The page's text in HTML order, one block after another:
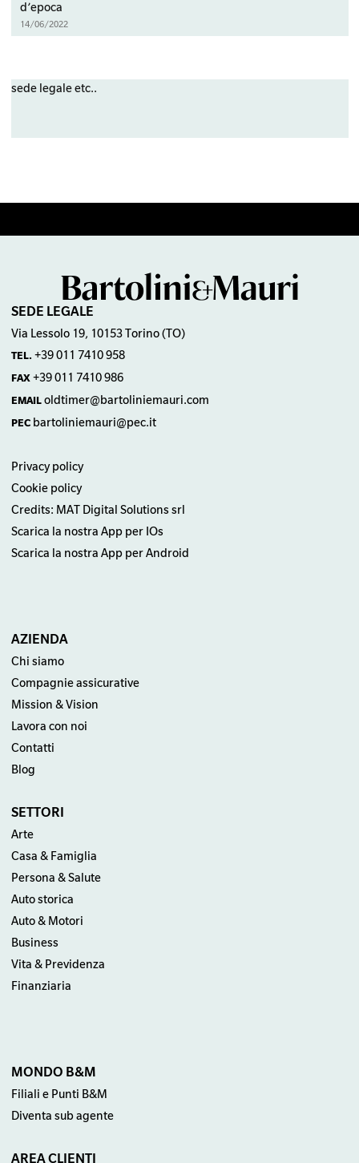
d’epoca
14/06/2022
sede legale etc..
SEDE LEGALE
Via Lessolo 19, 10153 Torino (TO)
TEL. +39 011 7410 958
FAX+39 011 7410 986
EMAILoldtimer@bartoliniemauri.com
PECbartoliniemauri@pec.it
Privacy policy
Cookie policy
Credits: MAT Digital Solutions srl
Scarica la nostra App per IOs
Scarica la nostra App per Android
AZIENDA
Chi siamo
Compagnie assicurative
Mission & Vision
Lavora con noi
Contatti
Blog
SETTORI
Arte
Casa & Famiglia
Persona & Salute
Auto storica
Auto & Motori
Business
Vita & Previdenza
Finanziaria
MONDO B&M
Filiali e Punti B&M
Diventa sub agente
AREA CLIENTI